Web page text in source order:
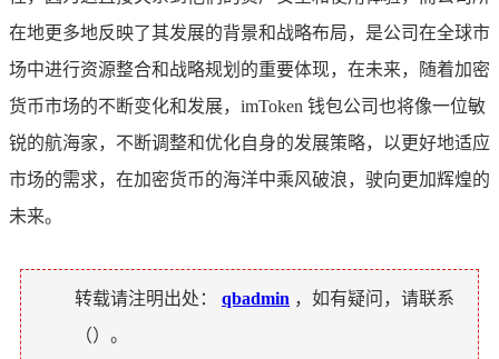
在地更多地反映了其发展的背景和战略布局，是公司在全球市
场中进行资源整合和战略规划的重要体现，在未来，随着加密
货币市场的不断变化和发展，imToken 钱包公司也将像一位敏
锐的航海家，不断调整和优化自身的发展策略，以更好地适应
市场的需求，在加密货币的海洋中乘风破浪，驶向更加辉煌的
未来。
转载请注明出处： qbadmin ，如有疑问，请联系
（）。